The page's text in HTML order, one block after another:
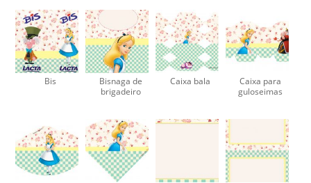
Bis
Bisnaga de
brigadeiro
Caixa bala
Caixa para
guloseimas